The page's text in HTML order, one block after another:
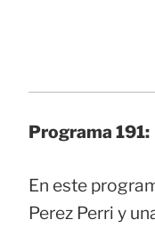
Programa 191:
En este
Perez Perri y